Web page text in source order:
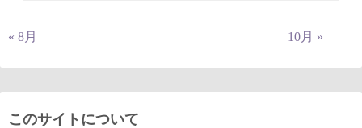
« 8月 10月 »
このサイトについて